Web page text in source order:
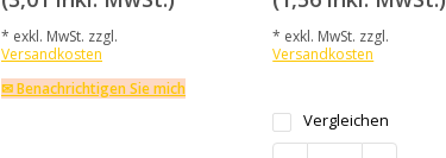
* exkl. MwSt. zzgl.
Versandkosten
✉ Benachrichtigen Sie mich
* exkl. MwSt. zzgl.
Versandkosten
Vergleichen